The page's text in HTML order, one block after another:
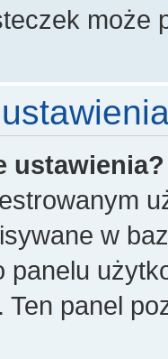
może
ustawienia?
w
panelu
panel